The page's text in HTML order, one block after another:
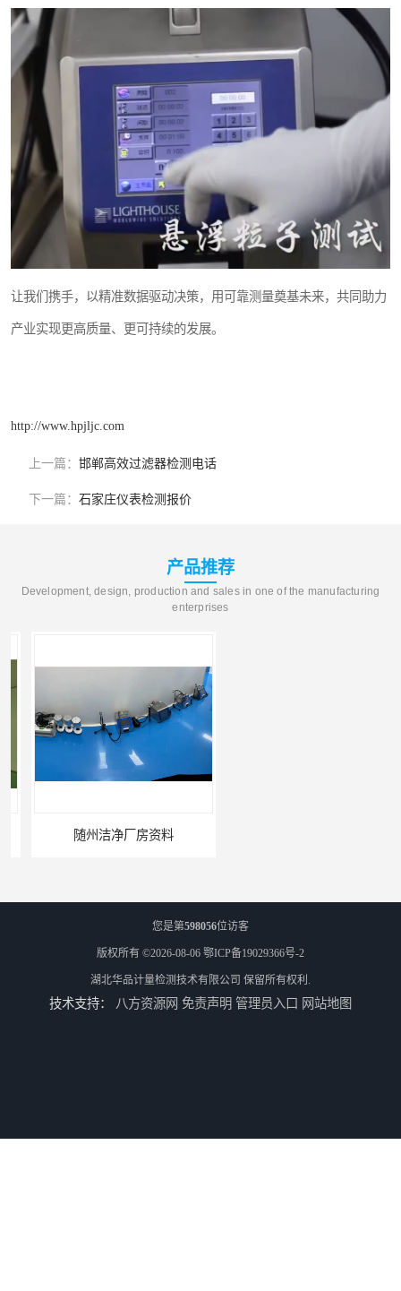
让我们携手，以精准数据驱动决策，用可靠测量奠基未来，共同助力
产业实现更高质量、更可持续的发展。
http://www.hpjljc.com
上一篇： 邯郸高效过滤器检测电话
下一篇： 石家庄仪表检测报价
产品推荐
Development, design, production and sales in one of the manufacturing
enterprises
随州洁净厂房资料
您是第598056位访客
版权所有 ©2026-08-06 鄂ICP备19029366号-2
湖北华品计量检测技术有限公司 保留所有权利.
技术支持： 八方资源网 免责声明 管理员入口 网站地图